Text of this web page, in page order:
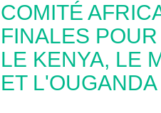
e
n
u
F
r
COMITÉ
FINALES
LE KENYA, LE
ET L'OUGANDA